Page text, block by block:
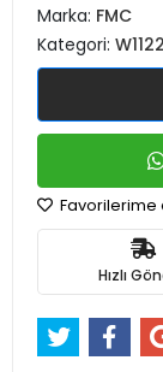
Marka: FMC
Kategori:
Favorilerime
Hızlı